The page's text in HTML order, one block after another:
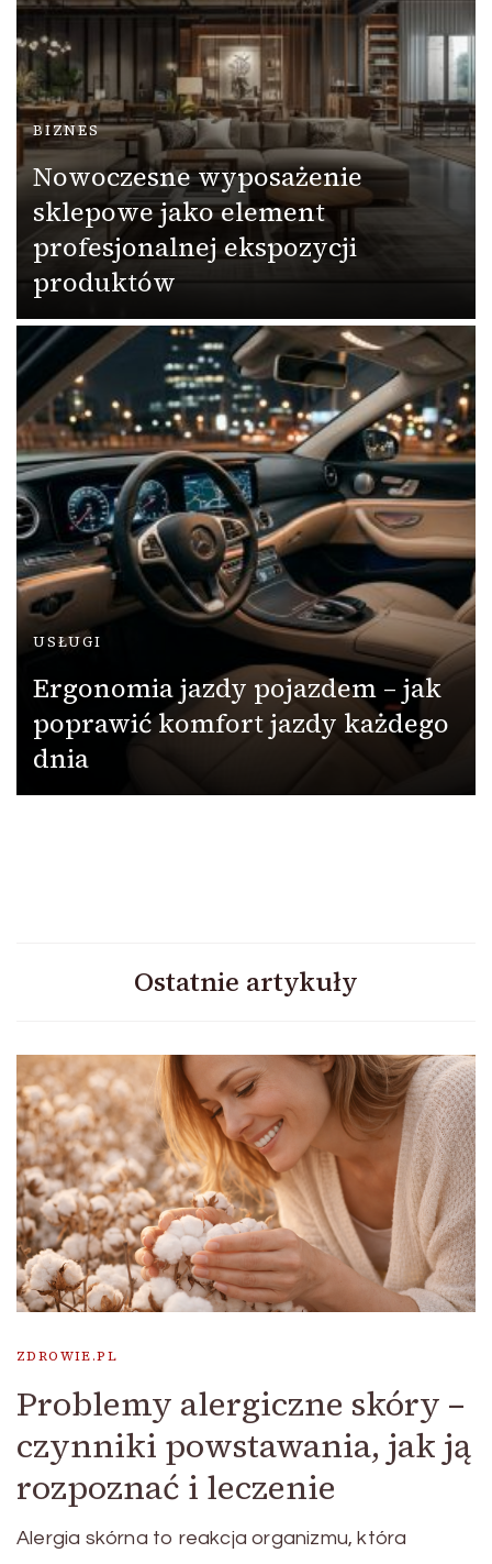
BIZNES
Nowoczesne wyposażenie
sklepowe jako element
profesjonalnej ekspozycji
produktów
USŁUGI
Ergonomia jazdy pojazdem – jak
poprawić komfort jazdy każdego
dnia
Ostatnie artykuły
ZDROWIE.PL
Problemy alergiczne skóry –
czynniki powstawania, jak ją
rozpoznać i leczenie
Alergia skórna to reakcja organizmu, która